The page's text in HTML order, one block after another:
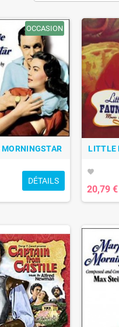
OCCASION
DÉTAILS
LITTLE
favorite
20,79 €